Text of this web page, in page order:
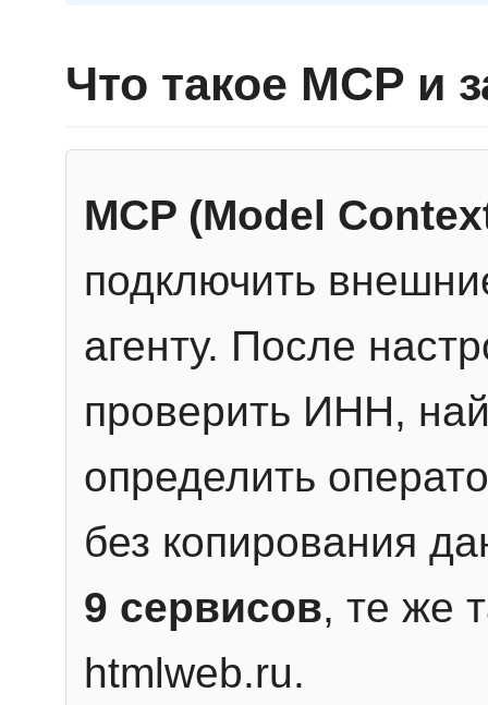
Что такое MCP и
MCP (Model
подключить
агенту. После
проверить ИНН,
определить
без копирования
9 сервисов, те же
htmlweb.ru.